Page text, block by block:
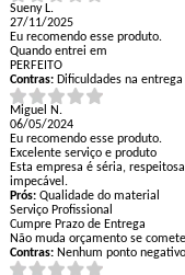
Sueny L.
27/11/2025
Eu recomendo esse produto.
Quando entrei em
PERFEITO
Contras: Dificuldades na entrega
Miguel N.
06/05/2024
Eu recomendo esse produto.
Excelente serviço e produto
Esta empresa é séria,
impecável.
Prós: Qualidade do material
Serviço Profissional
Cumpre Prazo de Entrega
Não muda orçamento se
Contras: Nenhum ponto negativo